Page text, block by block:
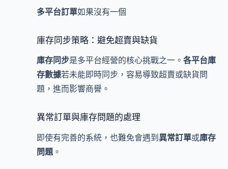
多平台訂單如果沒有一個
庫存同步策略：避免超賣與缺貨
庫存同步是多平台經營的核心挑戰之一。 各平台庫
存數據若未能即時同步，容易導致超賣或缺貨問
題，進而影響商譽。
異常訂單與庫存問題的處理
即使有完善的系統，也難免會遇到異常訂單或庫存
問題。